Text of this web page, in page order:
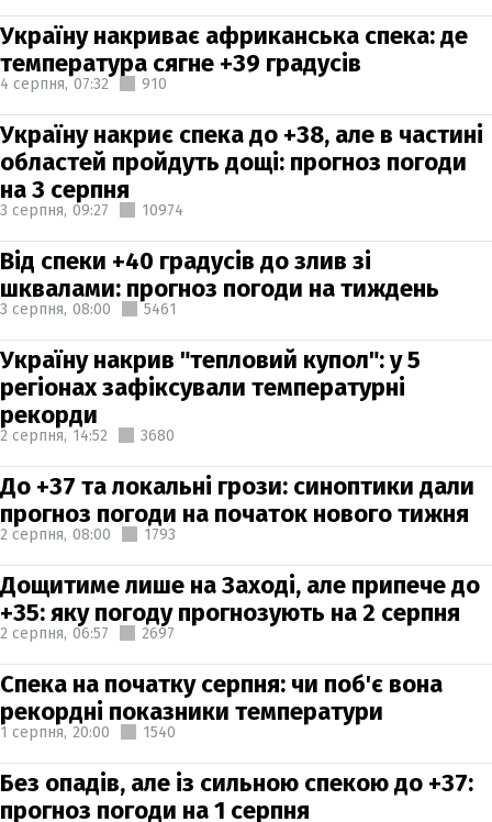
Україну накриває африканська спека: де
температура сягне +39 градусів
4 серпня, 07:32 910
Україну накриє спека до +38, але в частині
областей пройдуть дощі: прогноз погоди
на 3 серпня
3 серпня, 09:27 10974
Від спеки +40 градусів до злив зі
шквалами: прогноз погоди на тиждень
3 серпня, 08:00 5461
Україну накрив "тепловий купол": у 5
регіонах зафіксували температурні
рекорди
2 серпня, 14:52 3680
До +37 та локальні грози: синоптики дали
прогноз погоди на початок нового тижня
2 серпня, 08:00 1793
Дощитиме лише на Заході, але припече до
+35: яку погоду прогнозують на 2 серпня
2 серпня, 06:57 2697
Спека на початку серпня: чи поб'є вона
рекордні показники температури
1 серпня, 20:00 1540
Без опадів, але із сильною спекою до +37:
прогноз погоди на 1 серпня